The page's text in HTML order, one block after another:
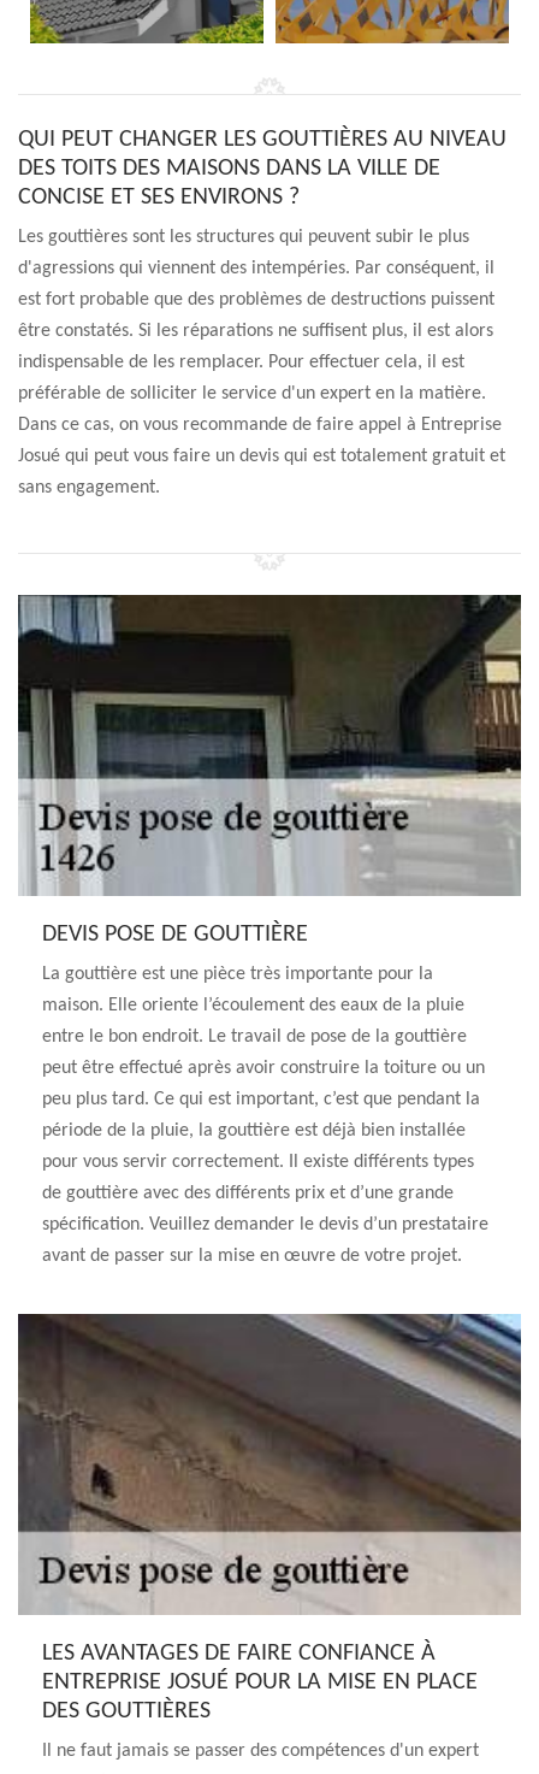
QUI PEUT CHANGER LES GOUTTIÈRES AU NIVEAU
DES TOITS DES MAISONS DANS LA VILLE DE
CONCISE ET SES ENVIRONS ?
Les gouttières sont les structures qui peuvent subir le plus
d'agressions qui viennent des intempéries. Par conséquent, il
est fort probable que des problèmes de destructions puissent
être constatés. Si les réparations ne suffisent plus, il est alors
indispensable de les remplacer. Pour effectuer cela, il est
préférable de solliciter le service d'un expert en la matière.
Dans ce cas, on vous recommande de faire appel à Entreprise
Josué qui peut vous faire un devis qui est totalement gratuit et
sans engagement.
DEVIS POSE DE GOUTTIÈRE
La gouttière est une pièce très importante pour la
maison. Elle oriente l’écoulement des eaux de la pluie
entre le bon endroit. Le travail de pose de la gouttière
peut être effectué après avoir construire la toiture ou un
peu plus tard. Ce qui est important, c’est que pendant la
période de la pluie, la gouttière est déjà bien installée
pour vous servir correctement. Il existe différents types
de gouttière avec des différents prix et d’une grande
spécification. Veuillez demander le devis d’un prestataire
avant de passer sur la mise en œuvre de votre projet.
LES AVANTAGES DE FAIRE CONFIANCE À
ENTREPRISE JOSUÉ POUR LA MISE EN PLACE
DES GOUTTIÈRES
Il ne faut jamais se passer des compétences d'un expert